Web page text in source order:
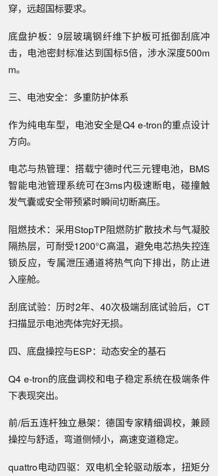
穿，远超国标要求。
底盘护板：9层玻璃钢纤维下护板可抵御刮底冲
击，电池密封标准达到国标5倍，涉水深度500m
m。
三、电池安全：多重防护体系
作为纯电车型，电池安全是Q4 e-tron的重点设计
方向。
电芯与热管理：搭载宁德时代三元锂电池，BMS
智能电池管理系统可在3ms内极速断电，碰撞触
发气囊或安全带预紧时瞬间切断高压。
阻燃技术：采用StopTP阻燃防扩散技术与气凝胶
隔热层，可耐受1200°C高温，避免电芯热失控连
锁反应，专属泄压通道将热气向下排出，防止进
入座舱。
刮底试验：历时2年、40次极端刮底试验后，CT
扫描显示电池壳体完好无损。
四、底盘操控与ESP：动态安全的基石
Q4 e-tron的底盘调校和电子稳定系统在极端条件
下表现突出。
前/后五连杆独立悬架：德国专家精细调校，兼顾
操控与舒适，弯道侧倾小，高速变道稳定。
quattro电动四驱：双电机全轮驱动版本，扭矩分